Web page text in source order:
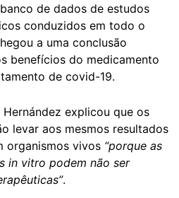
de dados de estudos
conduzidos em todo o
a uma conclusão
benefícios do medicamento
de covid-19.
explicou que os
levar aos mesmos resultados
organismos vivos “porque as
in vitro podem não ser
.